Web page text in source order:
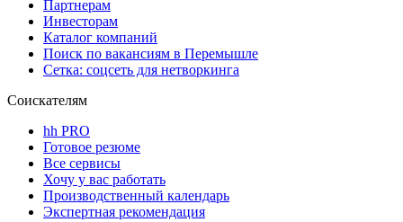
Партнерам
Инвесторам
Каталог компаний
Поиск по вакансиям в Перемышле
Сетка: соцсеть для нетворкинга
Соискателям
hh PRO
Готовое резюме
Все сервисы
Хочу у вас работать
Производственный календарь
Экспертная рекомендация